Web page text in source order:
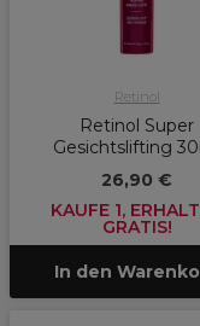
Retinol
Retinol Super
Gesichtslifting
26,90 €
KAUFE 1,
GRATIS!
In den